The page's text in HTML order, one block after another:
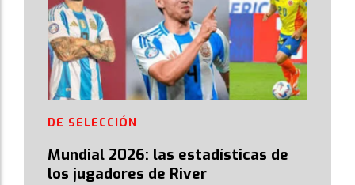
Mundial 2026: las estadísticas de
los jugadores de River
DE SELECCIÓN